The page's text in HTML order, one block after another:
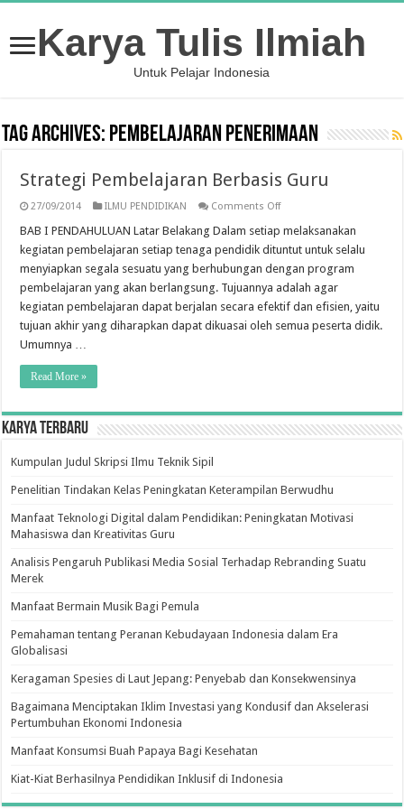
Karya Tulis Ilmiah
Untuk Pelajar Indonesia
Tag Archives: Pembelajaran Penerimaan
Strategi Pembelajaran Berbasis Guru
27/09/2014 ILMU PENDIDIKAN Comments Offon
Pembelajaran
Guru
BAB I PENDAHULUAN Latar Belakang Dalam setiap melaksanakan
kegiatan pembelajaran setiap tenaga pendidik dituntut untuk selalu
menyiapkan segala sesuatu yang berhubungan dengan program
pembelajaran yang akan berlangsung. Tujuannya adalah agar
kegiatan pembelajaran dapat berjalan secara efektif dan efisien, yaitu
tujuan akhir yang diharapkan dapat dikuasai oleh semua peserta didik.
Umumnya …
Read More »
Karya Terbaru
Kumpulan Judul Skripsi Ilmu Teknik Sipil
Penelitian Tindakan Kelas Peningkatan Keterampilan Berwudhu
Manfaat Teknologi Digital dalam Pendidikan: Peningkatan Motivasi
Mahasiswa dan Kreativitas Guru
Analisis Pengaruh Publikasi Media Sosial Terhadap Rebranding Suatu
Merek
Manfaat Bermain Musik Bagi Pemula
Pemahaman tentang Peranan Kebudayaan Indonesia dalam Era
Globalisasi
Keragaman Spesies di Laut Jepang: Penyebab dan Konsekwensinya
Bagaimana Menciptakan Iklim Investasi yang Kondusif dan Akselerasi
Pertumbuhan Ekonomi Indonesia
Manfaat Konsumsi Buah Papaya Bagi Kesehatan
Kiat-Kiat Berhasilnya Pendidikan Inklusif di Indonesia